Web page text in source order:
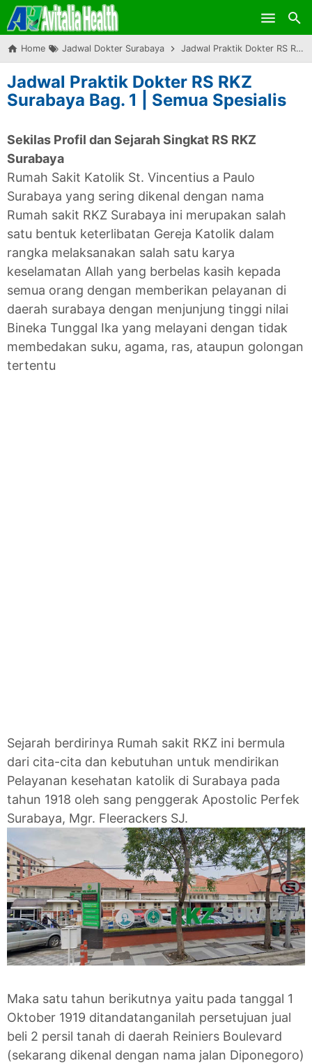
Skip to main content
Home Jadwal Dokter Surabaya Jadwal Praktik Dokter RS RKZ Surabaya Bag. 1 | Semua Spesialis
Jadwal Praktik Dokter RS RKZ
Surabaya Bag. 1 | Semua Spesialis
Sekilas Profil dan Sejarah Singkat RS RKZ
Surabaya
Rumah Sakit Katolik St. Vincentius a Paulo
Surabaya yang sering dikenal dengan nama
Rumah sakit RKZ Surabaya ini merupakan salah
satu bentuk keterlibatan Gereja Katolik dalam
rangka melaksanakan salah satu karya
keselamatan Allah yang berbelas kasih kepada
semua orang dengan memberikan pelayanan di
daerah surabaya dengan menjunjung tinggi nilai
Bineka Tunggal Ika yang melayani dengan tidak
membedakan suku, agama, ras, ataupun golongan
tertentu
Sejarah berdirinya Rumah sakit RKZ ini bermula
dari cita-cita dan kebutuhan untuk mendirikan
Pelayanan kesehatan katolik di Surabaya pada
tahun 1918 oleh sang penggerak Apostolic Perfek
Surabaya, Mgr. Fleerackers SJ.
Maka satu tahun berikutnya yaitu pada tanggal 1
Oktober 1919 ditandatanganilah persetujuan jual
beli 2 persil tanah di daerah Reiniers Boulevard
(sekarang dikenal dengan nama jalan Diponegoro)